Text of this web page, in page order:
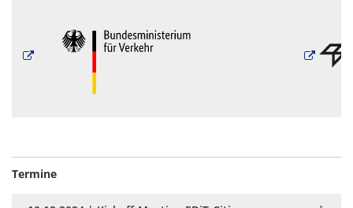
Termine